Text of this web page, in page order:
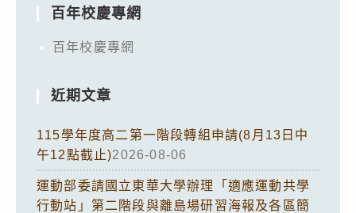
百年校慶專網
百年校慶專網
近期文章
115學年度高二第一階段轉組申請(8月13日中
午12點截止)2026-08-06
運動部委請國立東華大學辦理「適應運動共學
行動站」第二階段與離島場研習海報及各區簡